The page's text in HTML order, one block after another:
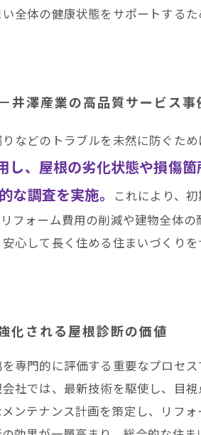
全体の健康状態をサポートする
井澤産業の高品質サービス事
などのトラブルを未然に防ぐため
し、屋根の劣化状態や損傷
な調査を実施。
これにより、
フォーム費用の削減や建物全体
心して長く住める住まいづくり
化される屋根診断の価値
専門的に評価する重要なプロセ
社では、最新技術を駆使し、目
ンテナンス計画を策定し、リフ